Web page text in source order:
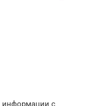
информации с